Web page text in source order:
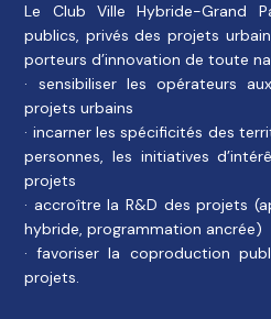
Le Club Ville Hybride-Grand
publics, privés des projets
porteurs d’innovation de toute
· sensibiliser les opérateurs
projets urbains
· incarner les spécificités des
personnes, les initiatives
projets
· accroître la R&D des projets
hybride, programmation ancrée)
· favoriser la coproduction
projets.